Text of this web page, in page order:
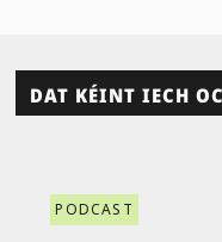
DAT KÉINT IECH
PODCAST